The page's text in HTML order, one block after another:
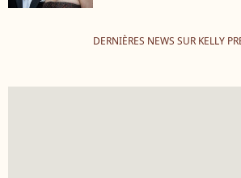
DERNIÈRES NEWS SUR KELLY